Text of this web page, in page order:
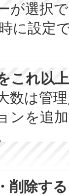
が選択
に設定
これ以
数は管
ンを追
削除す